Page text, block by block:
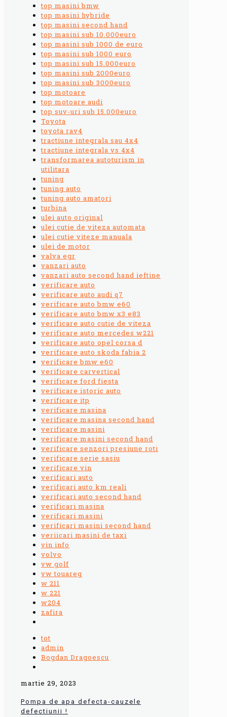
top masini bmw
top masini hybride
top masini second hand
top masini sub 10.000euro
top masini sub 1000 de euro
top masini sub 1000 euro
top masini sub 15.000euro
top masini sub 2000euro
top masini sub 3000euro
top motoare
top motoare audi
top suv-uri sub 15.000euro
Toyota
toyota rav4
tractiune integrala sau 4x4
tractiune integrala vs 4x4
transformarea autoturism in
utilitara
tuning
tuning auto
tuning auto amatori
turbina
ulei auto original
ulei cutie de viteza automata
ulei cutie viteze manuala
ulei de motor
valva egr
vanzari auto
vanzari auto second hand ieftine
verificare auto
verificare auto audi q7
verificare auto bmw e60
verificare auto bmw x3 e83
verificare auto cutie de viteza
verificare auto mercedes w221
verificare auto opel corsa d
verificare auto skoda fabia 2
verificare bmw e60
verificare carvertical
verificare ford fiesta
verificare istoric auto
verificare itp
verificare masina
verificare masina second hand
verificare masini
verificare masini second hand
verificare senzori presiune roti
verificare serie sasiu
verificare vin
verificari auto
verificari auto km reali
verificari auto second hand
verificari masina
verificari masini
verificari masini second hand
veriicari masini de taxi
vin info
volvo
vw golf
vw touareg
w 211
w 221
w204
zafira
tot
admin
Bogdan Dragoescu
martie 29, 2023
Pompa de apa defecta-cauzele
defectiunii !